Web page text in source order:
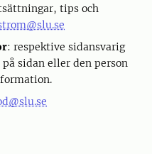
tips och
: respektive sidansvarig
sidan eller den person